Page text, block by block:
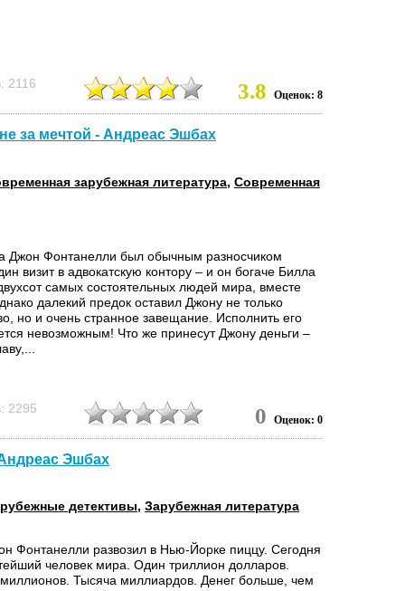
2116 3.8 Оценок: 8
за мечтой - Андреас Эшбах
зарубежная литература, Современная
Джон Фонтанелли был обычным разносчиком
визит в адвокатскую контору – и он богаче Билла
самых состоятельных людей мира, вместе
далекий предок оставил Джону не только
но и очень странное завещание. Исполнить его
невозможным! Что же принесут Джону деньги –
2295 0 Оценок: 0
Эшбах
детективы, Зарубежная литература
Фонтанелли развозил в Нью-Йорке пиццу. Сегодня
человек мира. Один триллион долларов.
Тысяча миллиардов. Денег больше, чем